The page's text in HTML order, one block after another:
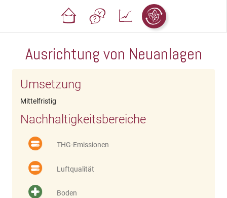
Ausrichtung von Neuanlagen
Umsetzung
Mittelfristig
Nachhaltigkeitsbereiche
THG-Emissionen
Luftqualität
Boden